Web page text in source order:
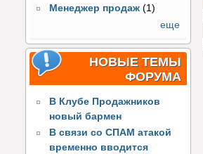
Менеджер продаж (1)
еще
НОВЫЕ ТЕМЫ
ФОРУМА
В Клубе Продажников
новый бармен
В связи со СПАМ атакой
временно вводится